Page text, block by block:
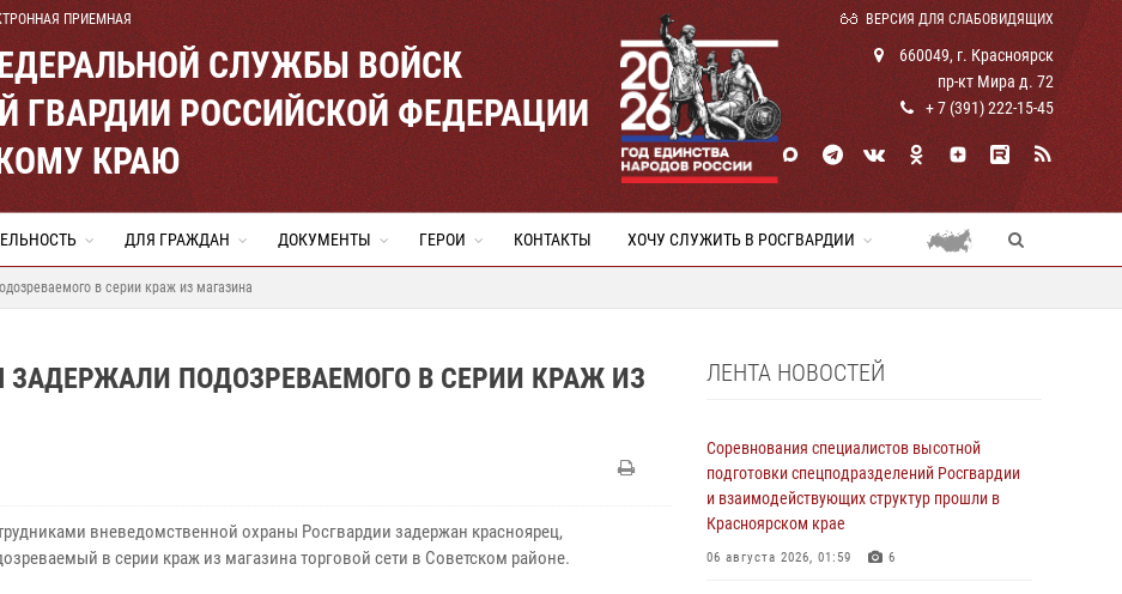
ПРИЕМНАЯ ВЕРСИЯ ДЛЯ СЛАБОВИДЯЩИХ
СЛУЖБЫ ВОЙСК
ГВАРДИИ РОССИЙСКОЙ ФЕДЕРАЦИИ
КРАЮ
660049, г. Красноярск
пр-кт Мира д. 72
+ 7 (391) 222-15-45
ДЛЯ ГРАЖДАН ДОКУМЕНТЫ ГЕРОИ КОНТАКТЫ ХОЧУ СЛУЖИТЬ В РОСГВАРДИИ
в серии краж из магазина
ЗАДЕРЖАЛИ ПОДОЗРЕВАЕМОГО В СЕРИИ КРАЖ ИЗ
вневедомственной охраны Росгвардии задержан красноярец,
в серии краж из магазина торговой сети в Советском районе.
ЛЕНТА НОВОСТЕЙ
Соревнования специалистов высотной
подготовки спецподразделений Росгвардии
и взаимодействующих структур прошли в
Красноярском крае
06 августа 2026, 01:59 6